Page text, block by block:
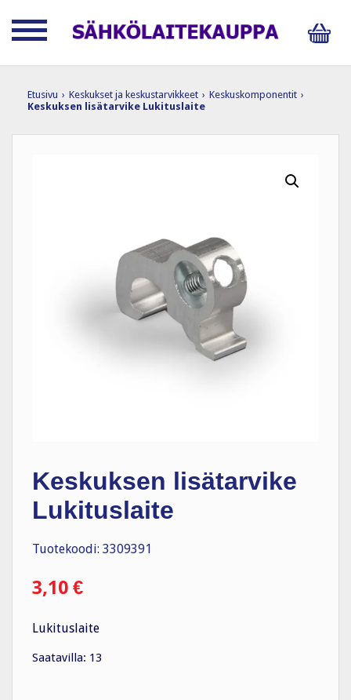
Etusivu › Keskukset ja keskustarvikkeet › Keskuskomponentit ›
Keskuksen lisätarvike Lukituslaite
Keskuksen lisätarvike
Lukituslaite
Tuotekoodi: 3309391
3,10 €
Lukituslaite
Saatavilla: 13